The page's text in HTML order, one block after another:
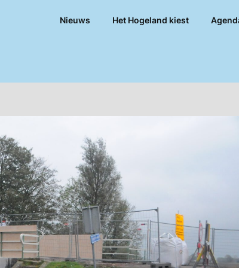
Nieuws Het Hogeland kiest